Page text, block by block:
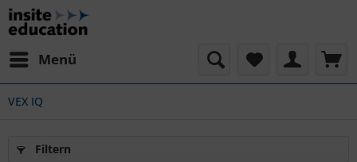
Menü
VEX IQ
Filtern